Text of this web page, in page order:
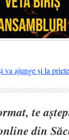
ajunge și la
te
din